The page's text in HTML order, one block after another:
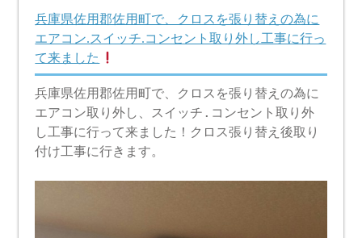
兵庫県佐用郡佐用町で、クロスを張り替えの為に
エアコン.スイッチ.コンセント取り外し工事に行っ
て来ました
兵庫県佐用郡佐用町で、クロスを張り替えの為に
エアコン取り外し、スイッチ.コンセント取り外
し工事に行って来ました！クロス張り替え後取り
付け工事に行きます。